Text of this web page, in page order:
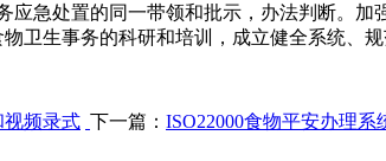
应急处置的同一带领和批示，办法判断。
卫生事务的科研和培训，成立健全系统、
视频录式 下一篇： ISO22000食物平安办理